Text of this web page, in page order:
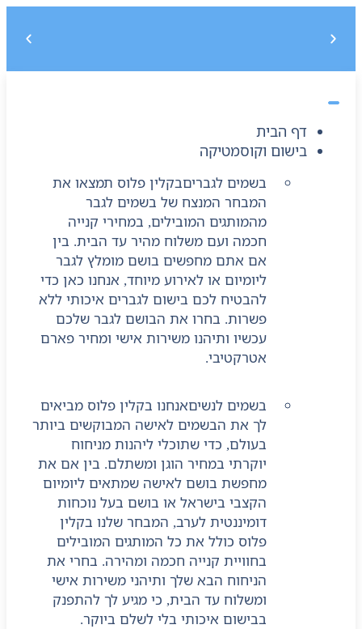
משלוח חינם בקנייה מעל 299 ₪, לא כולל בישום
דף הבית
בישום וקוסמטיקה
בשמים לגבריםבקלין פלוס תמצאו את
המבחר המנצח של בשמים לגבר
מהמותגים המובילים, במחירי קנייה
חכמה ועם משלוח מהיר עד הבית. בין
אם אתם מחפשים בושם מומלץ לגבר
ליומיום או לאירוע מיוחד, אנחנו כאן כדי
להבטיח לכם בישום לגברים איכותי ללא
פשרות. בחרו את הבושם לגבר שלכם
עכשיו ותיהנו משירות אישי ומחיר פארם
אטרקטיבי.
בשמים לנשיםאנחנו בקלין פלוס מביאים
לך את הבשמים לאישה המבוקשים ביותר
בעולם, כדי שתוכלי ליהנות מניחוח
יוקרתי במחיר הוגן ומשתלם. בין אם את
מחפשת בושם לאישה שמתאים ליומיום
הקצבי בישראל או בושם בעל נוכחות
דומיננטית לערב, המבחר שלנו בקלין
פלוס כולל את כל המותגים המובילים
בחוויית קנייה חכמה ומהירה. בחרי את
הניחוח הבא שלך ותיהני משירות אישי
ומשלוח עד הבית, כי מגיע לך להתפנק
בבישום איכותי בלי לשלם ביוקר.